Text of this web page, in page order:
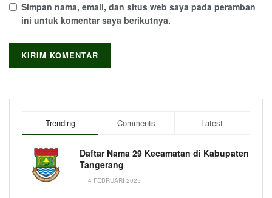
Simpan nama, email, dan situs web saya pada peramban
ini untuk komentar saya berikutnya.
Trending Comments Latest
Daftar Nama 29 Kecamatan di Kabupaten
Tangerang
4 FEBRUARI 2025